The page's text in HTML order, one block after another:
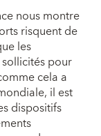
nous montre
risquent de
les
pour
cela a
il est
dispositifs